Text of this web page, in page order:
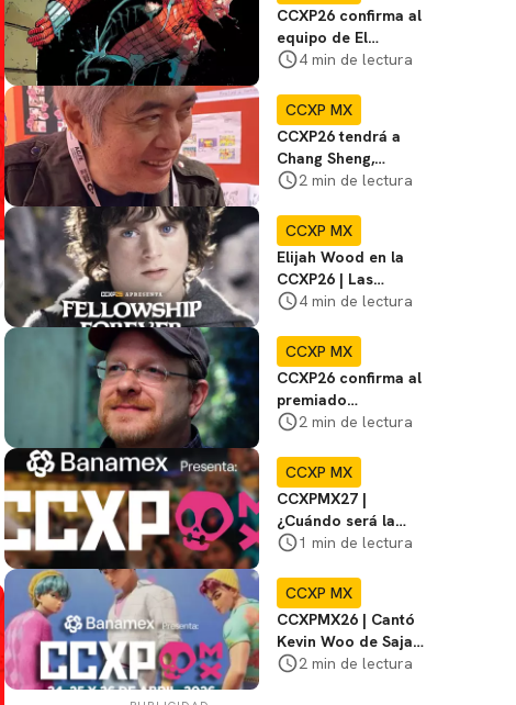
CCXP26 confirma al
equipo de El
Espectacular
Artists' Valley
4 min de lectura
CCXP MX
CCXP26 tendrá a
Chang Sheng,
mangaka
títulos como Baby y
Yan
2 min de lectura
CCXP MX
Elijah Wood en la
CCXP26 | Las
mejores películas y
Señor de los Anillos
4 min de lectura
CCXP MX
CCXP26 confirma al
premiado
historietista Mark
2 min de lectura
CCXP MX
CCXPMX27 |
¿Cuándo será la
edición del 2027?
1 min de lectura
CCXP MX
CCXPMX26 | Cantó
Kevin Woo de Saja
Boys de K-Pop
2 min de lectura